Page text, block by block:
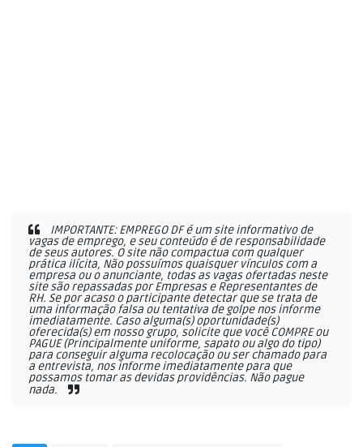
IMPORTANTE: EMPREGO DF é um site informativo de
vagas de emprego, e seu conteúdo é de responsabilidade
de seus autores. O site não compactua com qualquer
prática ilícita, Não possuímos quaisquer vínculos com a
empresa ou o anunciante, todas as vagas ofertadas neste
site são repassadas por Empresas e Representantes de
RH. Se por acaso o participante detectar que se trata de
uma informação falsa ou tentativa de golpe nos informe
imediatamente. Caso alguma(s) oportunidade(s)
oferecida(s) em nosso grupo, solicite que você COMPRE ou
PAGUE (Principalmente uniforme, sapato ou algo do tipo)
para conseguir alguma recolocação ou ser chamado para
a entrevista, nos informe imediatamente para que
possamos tomar as devidas providências. Não pague
nada.